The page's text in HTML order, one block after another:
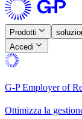
Prodotti​​
Accedi​​
G-P Employer of
Ottimizza la